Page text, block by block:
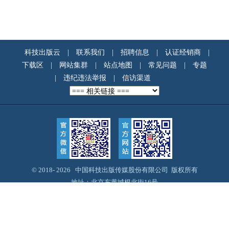
科技出版云 联系我们 招聘信息 认证经销商
下载区
网站集群 站点地图 常见问题
专题
违纪违法举报 信访渠道
© 2018- 2026 中国科技出版传媒股份有限公司 版权所有
地址：北京东黄城根北街16号